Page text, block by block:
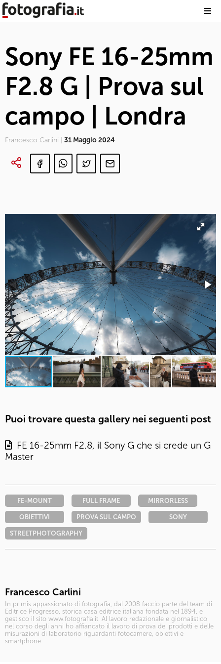
Sony FE 16-25mm
F2.8 G | Prova sul
campo | Londra
Francesco Carlini | 31 Maggio 2024
Puoi trovare questa gallery nei seguenti post
FE 16-25mm F2.8, il Sony G che si crede un G
Master
FE-MOUNT FULL FRAME MIRRORLESS
OBIETTIVI PROVA SUL CAMPO SONY
STREETPHOTOGRAPHY
Francesco Carlini
In primis appassionato di fotografia, dal 2008 faccio parte del team di
Editrice Progresso, storica casa editrice italiana fondata nel 1894, e
gestisco il sito www.fotografia.it. Al lavoro redazionale e giornalistico
nel corso degli anni ho affiancato il lavoro di prova dei prodotti e delle
misurazioni di laboratorio riguardanti fotocamere, obiettivi e
smartphone.